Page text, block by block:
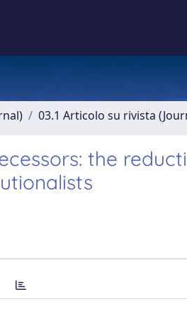
03.1 Articolo su rivista
the